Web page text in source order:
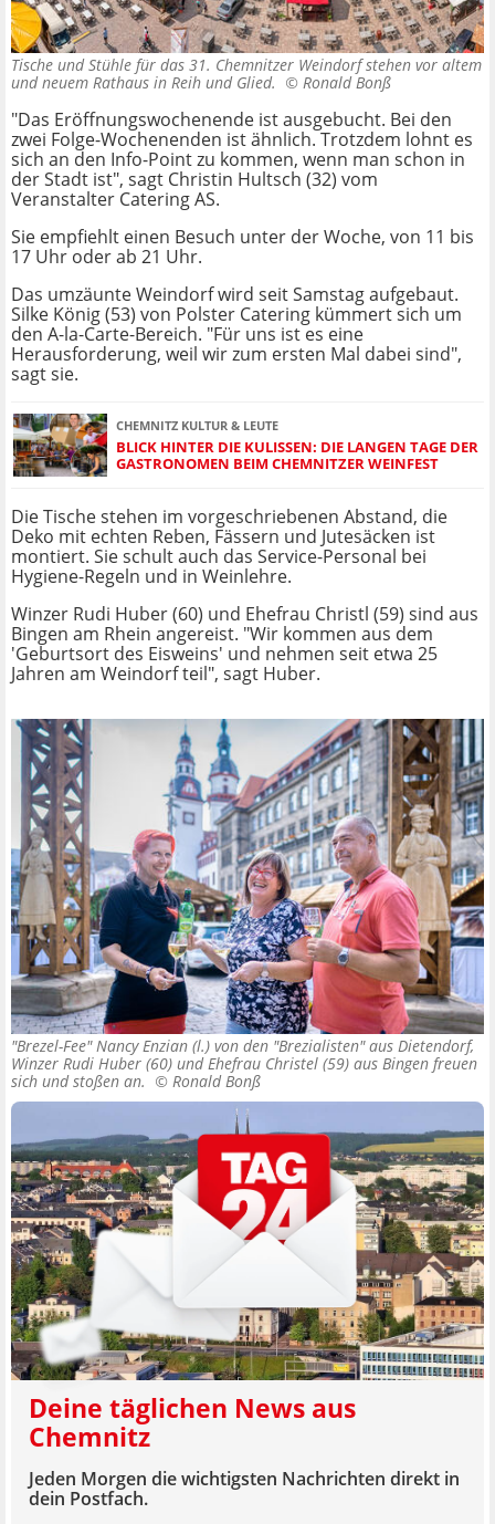
Tische und Stühle für das 31. Chemnitzer Weindorf stehen vor altem
und neuem Rathaus in Reih und Glied. © Ronald Bonß
"Das Eröffnungswochenende ist ausgebucht. Bei den
zwei Folge-Wochenenden ist ähnlich. Trotzdem lohnt es
sich an den Info-Point zu kommen, wenn man schon in
der Stadt ist", sagt Christin Hultsch (32) vom
Veranstalter Catering AS.
Sie empfiehlt einen Besuch unter der Woche, von 11 bis
17 Uhr oder ab 21 Uhr.
Das umzäunte Weindorf wird seit Samstag aufgebaut.
Silke König (53) von Polster Catering kümmert sich um
den A-la-Carte-Bereich. "Für uns ist es eine
Herausforderung, weil wir zum ersten Mal dabei sind",
sagt sie.
CHEMNITZ KULTUR & LEUTE
BLICK HINTER DIE KULISSEN: DIE LANGEN TAGE DER
GASTRONOMEN BEIM CHEMNITZER WEINFEST
Die Tische stehen im vorgeschriebenen Abstand, die
Deko mit echten Reben, Fässern und Jutesäcken ist
montiert. Sie schult auch das Service-Personal bei
Hygiene-Regeln und in Weinlehre.
Winzer Rudi Huber (60) und Ehefrau Christl (59) sind aus
Bingen am Rhein angereist. "Wir kommen aus dem
'Geburtsort des Eisweins' und nehmen seit etwa 25
Jahren am Weindorf teil", sagt Huber.
"Brezel-Fee" Nancy Enzian (l.) von den "Brezialisten" aus Dietendorf,
Winzer Rudi Huber (60) und Ehefrau Christel (59) aus Bingen freuen
sich und stoßen an. © Ronald Bonß
Deine täglichen News aus
Chemnitz
Jeden Morgen die wichtigsten Nachrichten direkt in
dein Postfach.